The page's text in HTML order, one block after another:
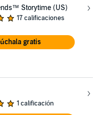
Storytime (US)
17 calificaciones
gratis
1 calificación